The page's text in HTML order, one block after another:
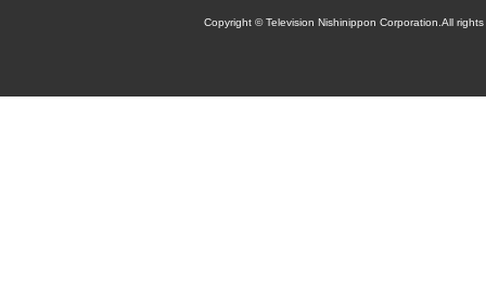
Copyright © Television Nishinippon Corporation.All